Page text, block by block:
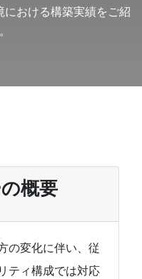
おける構築実績をご紹
概要
の変化に伴い、従
ティ構成では対応